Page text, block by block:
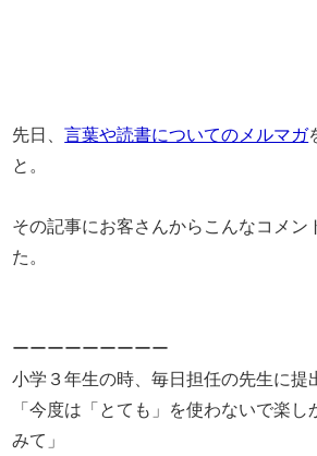
先日、言葉や読書についてのメルマガ
と。
その記事にお客さんからこんなコメン
た。
ーーーーーーーーー
小学３年生の時、毎日担任の先生に提
「今度は「とても」を使わないで楽し
みて」